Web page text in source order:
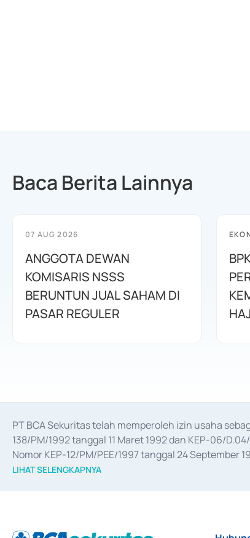
Baca Berita Lainnya
07 AUG 2026
ANGGOTA DEWAN
KOMISARIS NSSS
BERUNTUN JUAL SAHAM DI
PASAR REGULER
PT BCA Sekuritas telah memperoleh izin usaha
138/PM/1992 tanggal 11 Maret 1992 dan KEP-06/
Nomor KEP-12/PM/PEE/1997 tanggal 24 September
merger, akuisisi, divestasi, dan
LIHAT SELENGKAPNYA